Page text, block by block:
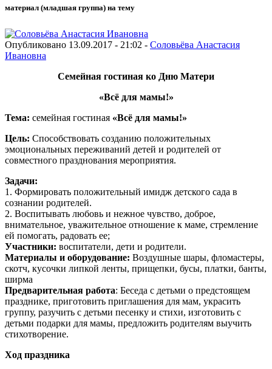
материал (младшая группа) на тему
Опубликовано 13.09.2017 - 21:02 - Соловьёва Анастасия
Ивановна
Семейная гостиная ко Дню Матери
«Всё для мамы!»
Тема: семейная гостиная «Всё для мамы!»
Цель: Способствовать созданию положительных
эмоциональных переживаний детей и родителей от
совместного празднования мероприятия.
Задачи:
1. Формировать положительный имидж детского сада в
сознании родителей.
2. Воспитывать любовь и нежное чувство, доброе,
внимательное, уважительное отношение к маме, стремление
ей помогать, радовать ее;
Участники: воспитатели, дети и родители.
Материалы и оборудование: Воздушные шары, фломастеры,
скотч, кусочки липкой ленты, прищепки, бусы, платки, банты,
ширма
Предварительная работа: Беседа с детьми о предстоящем
празднике, приготовить приглашения для мам, украсить
группу, разучить с детьми песенку и стихи, изготовить с
детьми подарки для мамы, предложить родителям выучить
стихотворение.
Ход праздника